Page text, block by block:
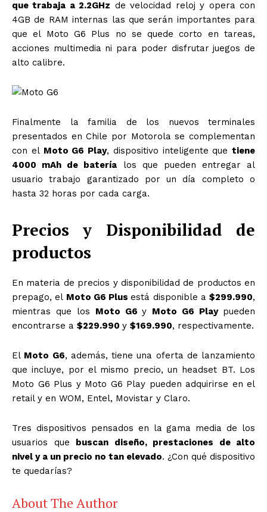
que trabaja a 2.2GHz de velocidad reloj y opera con
4GB de RAM internas las que serán importantes para
que el Moto G6 Plus no se quede corto en tareas,
acciones multimedia ni para poder disfrutar juegos de
alto calibre.
Finalmente la familia de los nuevos terminales
presentados en Chile por Motorola se complementan
con el Moto G6 Play, dispositivo inteligente que tiene
4000 mAh de batería los que pueden entregar al
usuario trabajo garantizado por un día completo o
hasta 32 horas por cada carga.
Precios y Disponibilidad de
productos
En materia de precios y disponibilidad de productos en
prepago, el Moto G6 Plusestá disponible a $299.990,
mientras que los Moto G6y Moto G6 Play pueden
encontrarse a $229.990 y $169.990, respectivamente.
El Moto G6, además, tiene una oferta de lanzamiento
que incluye, por el mismo precio, un headset BT. Los
Moto G6 Plus y Moto G6 Play pueden adquirirse en el
retail y en WOM, Entel, Movistar y Claro.
Tres dispositivos pensados en la gama media de los
usuarios que buscan diseño, prestaciones de alto
nivel y a un precio no tan elevado. ¿Con qué dispositivo
te quedarías?
About The Author